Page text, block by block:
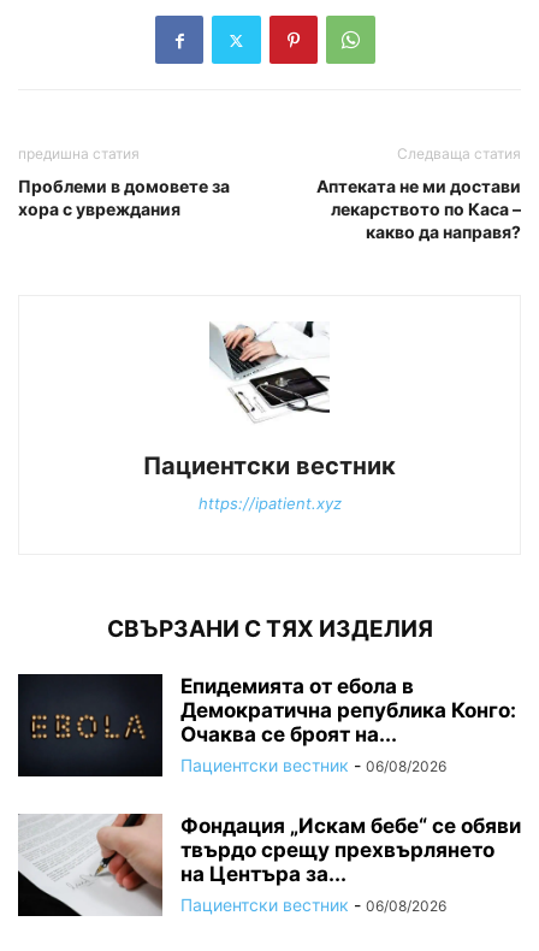
предишна статия
Проблеми в домовете за
хора с увреждания
Следваща статия
Аптеката не ми достави
лекарството по Каса –
какво да направя?
Пациентски вестник
https://ipatient.xyz
СВЪРЗАНИ С ТЯХ ИЗДЕЛИЯ
Епидемията от ебола в
Демократична република Конго:
Очаква се броят на...
Пациентски вестник - 06/08/2026
Фондация „Искам бебе“ се обяви
твърдо срещу прехвърлянето
на Центъра за...
Пациентски вестник - 06/08/2026